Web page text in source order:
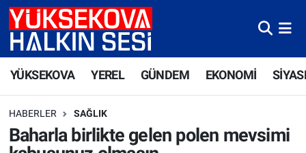
YÜKSEKOVA YEREL GÜNDEM EKONOMİ
HABERLER SAĞLIK
Baharla birlikte gelen polen mevsimi
Yüksekova Nöbetçi Eczaneler
Yüksekova Trafik Yoğunluk Haritası